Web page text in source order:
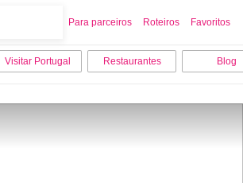
Para parceiros Roteiros Favoritos
Visitar Portugal Restaurantes Blog